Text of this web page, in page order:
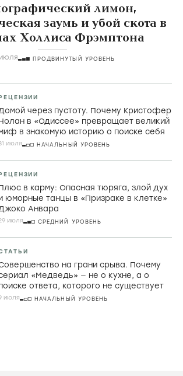
лимон,
заумь и убой скота в
Холлиса Фрэмптона
ПРОДВИНУТЫЙ УРОВЕНЬ
через пустоту. Почему Кристофер
в «Одиссее» превращает великий
в знакомую историю о поиске себя
июля НАЧАЛЬНЫЙ УРОВЕНЬ
в карму: Опасная тюряга, злой дух
юморные танцы в «Призраке в клетке»
Анвара
июля СРЕДНИЙ УРОВЕНЬ
на грани срыва. Почему
«Медведь» — не о кухне, а о
ответа, которого не существует
июля НАЧАЛЬНЫЙ УРОВЕНЬ